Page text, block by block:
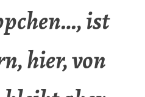
ist
hier, von